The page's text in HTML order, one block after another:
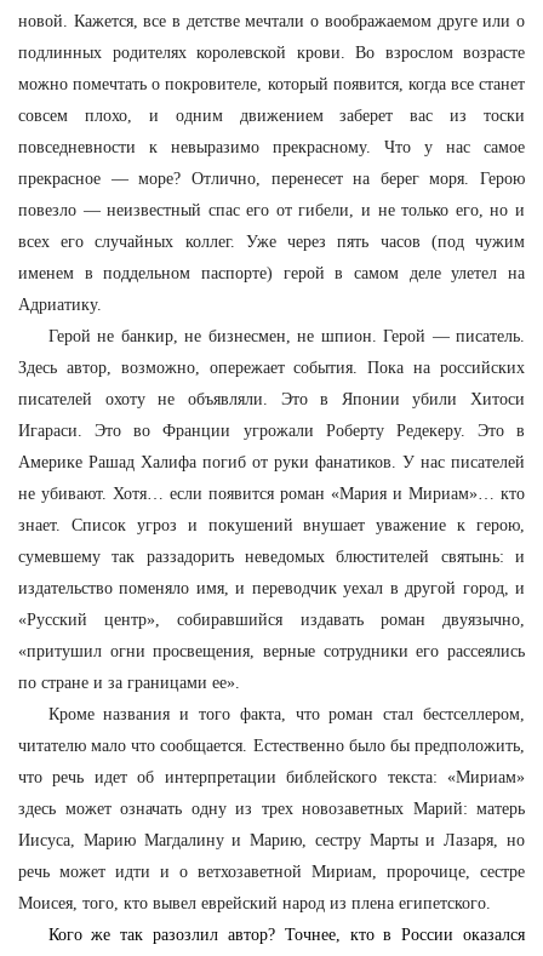
новой. Кажется, все в детстве мечтали о воображаемом друге или о
подлинных родителях королевской крови. Во взрослом возрасте
можно помечтать о покровителе, который появится, когда все станет
совсем плохо, и одним движением заберет вас из тоски
повседневности к невыразимо прекрасному. Что у нас самое
прекрасное — море? Отлично, перенесет на берег моря. Герою
повезло — неизвестный спас его от гибели, и не только его, но и
всех его случайных коллег. Уже через пять часов (под чужим
именем в поддельном паспорте) герой в самом деле улетел на
Адриатику.
Герой не банкир, не бизнесмен, не шпион. Герой — писатель.
Здесь автор, возможно, опережает события. Пока на российских
писателей охоту не объявляли. Это в Японии убили Хитоси
Игараси. Это во Франции угрожали Роберту Редекеру. Это в
Америке Рашад Халифа погиб от руки фанатиков. У нас писателей
не убивают. Хотя… если появится роман «Мария и Мириам»… кто
знает. Список угроз и покушений внушает уважение к герою,
сумевшему так раззадорить неведомых блюстителей святынь: и
издательство поменяло имя, и переводчик уехал в другой город, и
«Русский центр», собиравшийся издавать роман двуязычно,
«притушил огни просвещения, верные сотрудники его рассеялись
по стране и за границами ее».
Кроме названия и того факта, что роман стал бестселлером,
читателю мало что сообщается. Естественно было бы предположить,
что речь идет об интерпретации библейского текста: «Мириам»
здесь может означать одну из трех новозаветных Марий: матерь
Иисуса, Марию Магдалину и Марию, сестру Марты и Лазаря, но
речь может идти и о ветхозаветной Мириам, пророчице, сестре
Моисея, того, кто вывел еврейский народ из плена египетского.
Кого же так разозлил автор? Точнее, кто в России оказался